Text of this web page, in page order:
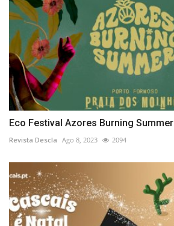
Eco Festival Azores Burning Summer
Revista Descla Ago 8, 2023 2094